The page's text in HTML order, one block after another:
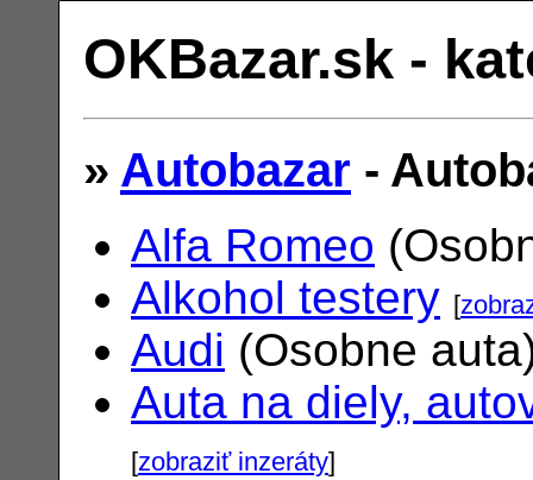
OKBazar.sk -
» Autobazar -
Alfa Romeo
Alkohol testery [
Audi (Osobne
Auta na diely,
[zobraziť inzeráty]